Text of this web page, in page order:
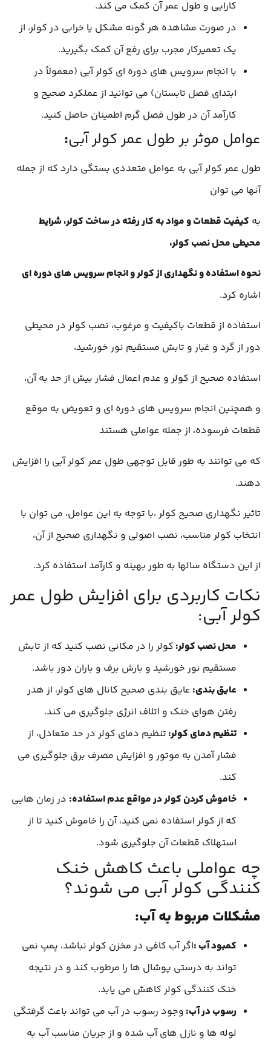
کارایی و طول عمر آن کمک می کند.
در صورت مشاهده هر گونه مشکل یا خرابی در کولر، از
یک تعمیرکار مجرب برای رفع آن کمک بگیرید.
با انجام سرویس های دوره ای کولر آبی (معمولاً در
ابتدای فصل تابستان) می توانید از عملکرد صحیح و
کارآمد آن در طول فصل گرم اطمینان حاصل کنید.
عوامل موثر بر طول عمر کولر آبی:
طول عمر کولر آبی به عوامل متعددی بستگی دارد که از جمله
آنها می توان
به کیفیت قطعات و مواد به کار رفته در ساخت کولر،شرایط
محیطی محل نصب کولر،
نحوه استفاده و نگهداری از کولروانجام سرویس های دوره ای
اشاره کرد.
استفاده از قطعات باکیفیت و مرغوب، نصب کولر در محیطی
دور از گرد و غبار و تابش مستقیم نور خورشید،
استفاده صحیح از کولر و عدم اعمال فشار بیش از حد به آن،
و همچنین انجام سرویس های دوره ای و تعویض به موقع
قطعات فرسوده، از جمله عواملی هستند
که می توانند به طور قابل توجهی طول عمر کولر آبی را افزایش
دهند.
تاثیر نگهداری صحیح کولر ،با توجه به این عوامل، می توان با
انتخاب کولر مناسب، نصب اصولی و نگهداری صحیح از آن،
از این دستگاه سالها به طور بهینه و کارآمد استفاده کرد.
نکات کاربردی برای افزایش طول عمر
کولر آبی:
محل نصب کولر: کولر را در مکانی نصب کنید که از تابش
مستقیم نور خورشید و بارش برف و باران دور باشد.
عایق بندی: عایق بندی صحیح کانال های کولر، از هدر
رفتن هوای خنک و اتلاف انرژی جلوگیری می کند.
تنظیم دمای کولر: تنظیم دمای کولر در حد متعادل، از
فشار آمدن به موتور و افزایش مصرف برق جلوگیری می
کند.
خاموش کردن کولر در مواقع عدم استفاده: در زمان هایی
که از کولر استفاده نمی کنید، آن را خاموش کنید تا از
استهلاک قطعات آن جلوگیری شود.
چه عواملی باعث کاهش خنک
کنندگی کولر آبی می شوند؟
مشکلات مربوط به آب:
کمبود آب :اگر آب کافی در مخزن کولر نباشد، پمپ نمی
تواند به درستی پوشال ها را مرطوب کند و در نتیجه
خنک کنندگی کولر کاهش می یابد.
رسوب در آب: وجود رسوب در آب می تواند باعث گرفتگی
لوله ها و نازل های آب شده و از جریان مناسب آب به